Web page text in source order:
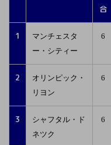
合
1
マンチェスタ
ー・シティー
6
2
オリンピック・
リヨン
6
3
シャフタル・ド
ネツク
6